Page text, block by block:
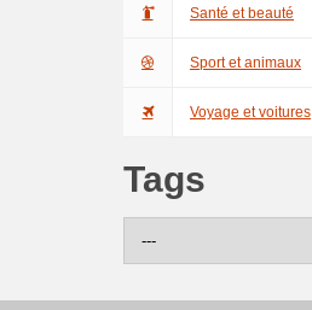
Santé et beauté
Sport et animaux
Voyage et voitures
Tags